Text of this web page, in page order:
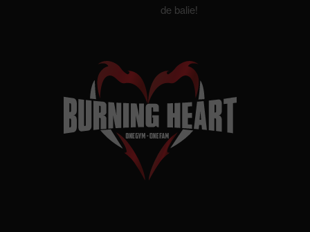
de balie!